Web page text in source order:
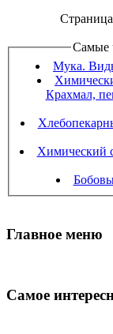
Самые
Мука.
Крахмал,
Химический
Главное меню
Самое